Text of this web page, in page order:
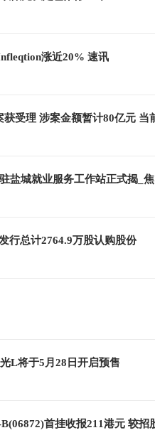
涨近20% 速讯
受理 涉案金额暂计80亿元 当
都 青海同德县驻盐城就业服务工作站正式揭
行总计2764.9万股认购股份
L将于5月28日开启预售
首挂收报211港元 较招